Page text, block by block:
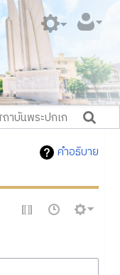
คำอธิบาย